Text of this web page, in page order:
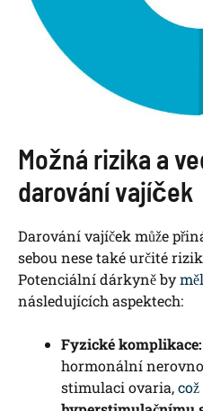
Možná rizika a
darování vajíček
Darování vajíček může
sebou nese také určité
Potenciální‌ dárkyně by
⁣následujících aspektech:
Fyzické komplikace:
hormonální
stimulaci ovaria,